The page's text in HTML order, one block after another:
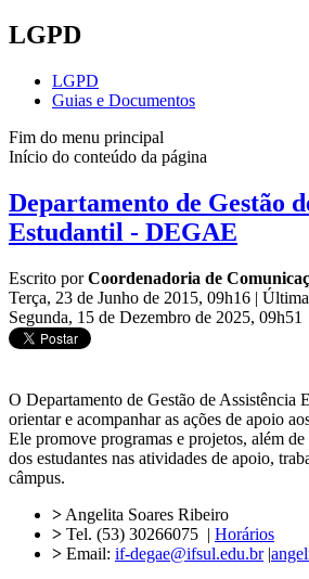
LGPD
LGPD
Guias e Documentos
Fim do menu principal
Início do conteúdo da página
Departamento de Gestão
Estudantil - DEGAE
Escrito porCoordenadoria de
Terça, 23 de Junho de 2015, 09h16 |
Segunda, 15 de Dezembro de 2025, 09h51
O Departamento de Gestão de Assistência
orientar e acompanhar as ações de apoio
Ele promove programas e projetos, além
dos estudantes nas atividades de apoio,
câmpus.
> Angelita Soares Ribeiro
> Tel. (53) 30266075 | Horários
> Email: if-degae@ifsul.edu.br|